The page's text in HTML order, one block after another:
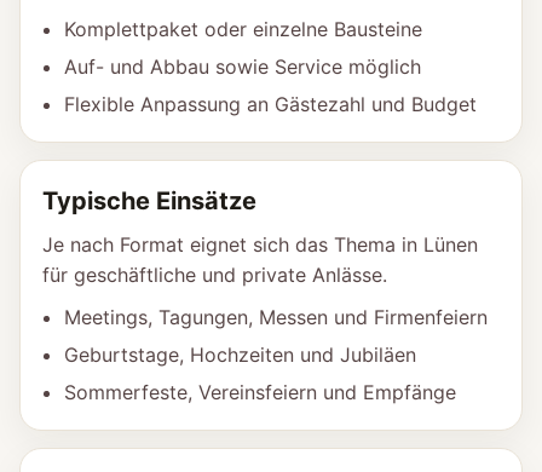
Komplettpaket oder einzelne Bausteine
Auf- und Abbau sowie Service möglich
Flexible Anpassung an Gästezahl und Budget
Typische Einsätze
Je nach Format eignet sich das Thema in Lünen
für geschäftliche und private Anlässe.
Meetings, Tagungen, Messen und Firmenfeiern
Geburtstage, Hochzeiten und Jubiläen
Sommerfeste, Vereinsfeiern und Empfänge